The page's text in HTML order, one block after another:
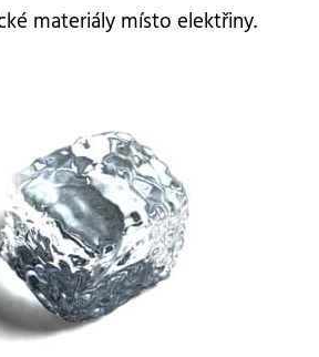
materiály místo elektřiny.